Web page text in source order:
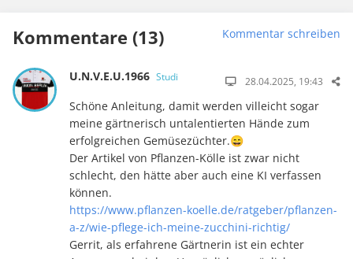
Kommentare (13) Kommentar schreiben
U.N.V.E.U.1966 Studi 28.04.2025, 19:43
Schöne Anleitung, damit werden villeicht sogar
meine gärtnerisch untalentierten Hände zum
erfolgreichen Gemüsezüchter.😄
Der Artikel von Pflanzen-Kölle ist zwar nicht
schlecht, den hätte aber auch eine KI verfassen
können.
https://www.pflanzen-koelle.de/ratgeber/pflanzen-
a-z/wie-pflege-ich-meine-zucchini-richtig/
Gerrit, als erfahrene Gärtnerin ist ein echter